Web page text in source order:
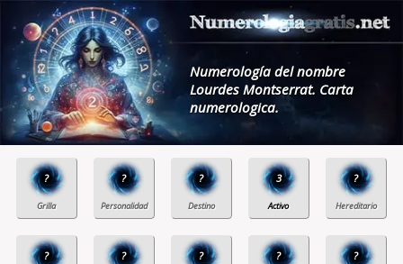
Numerología del nombre
Lourdes Montserrat. Carta
numerologica.
? ? ? 3 ?
? ? ? ? ?